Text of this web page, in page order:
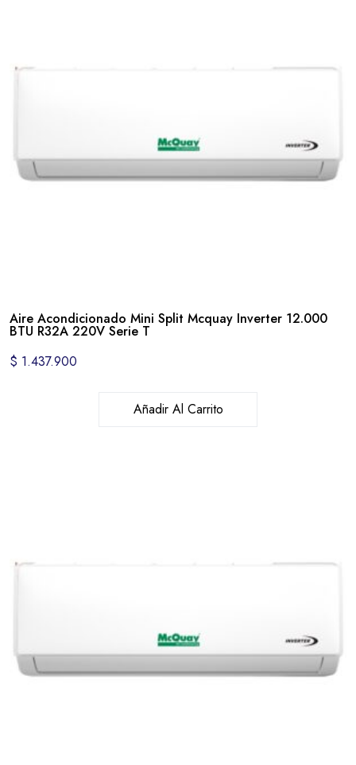
Aire Acondicionado Mini Split Mcquay Inverter 12.000
BTU R32A 220V Serie T
$ 1.437.900
Añadir Al Carrito